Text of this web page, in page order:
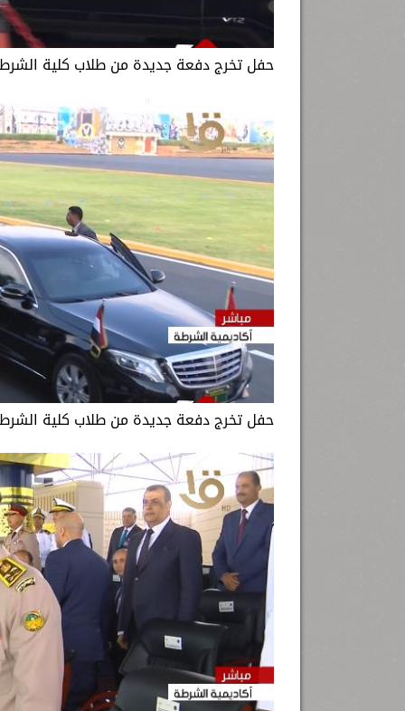
حفل تخرج دفعة جديدة من طلاب كلية الشرطة 2022، بحضور الرئيس عبد الفتاح
حفل تخرج دفعة جديدة من طلاب كلية الشرطة 2022، بحضور الرئيس عبد الفتاح